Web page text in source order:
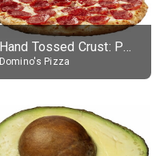
Hand Tossed Crust: Pepperoni Pizza (Large 14")
Domino's Pizza